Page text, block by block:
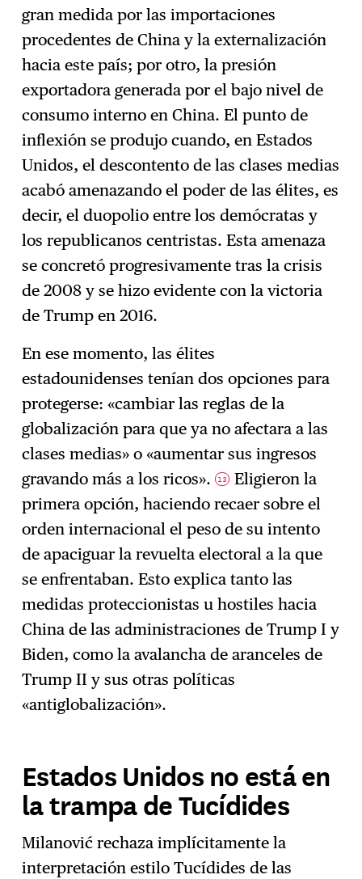
gran medida por las importaciones
procedentes de China y la externalización
hacia este país; por otro, la presión
exportadora generada por el bajo nivel de
consumo interno en China. El punto de
inflexión se produjo cuando, en Estados
Unidos, el descontento de las clases medias
acabó amenazando el poder de las élites, es
decir, el duopolio entre los demócratas y
los republicanos centristas. Esta amenaza
se concretó progresivamente tras la crisis
de 2008 y se hizo evidente con la victoria
de Trump en 2016.
En ese momento, las élites
estadounidenses tenían dos opciones para
protegerse: «cambiar las reglas de la
globalización para que ya no afectara a las
clases medias» o «aumentar sus ingresos
gravando más a los ricos».13 Eligieron la
primera opción, haciendo recaer sobre el
orden internacional el peso de su intento
de apaciguar la revuelta electoral a la que
se enfrentaban. Esto explica tanto las
medidas proteccionistas u hostiles hacia
China de las administraciones de Trump I y
Biden, como la avalancha de aranceles de
Trump II y sus otras políticas
«antiglobalización».
Estados Unidos no está en
la trampa de Tucídides
Milanović rechaza implícitamente la
interpretación estilo Tucídides de las